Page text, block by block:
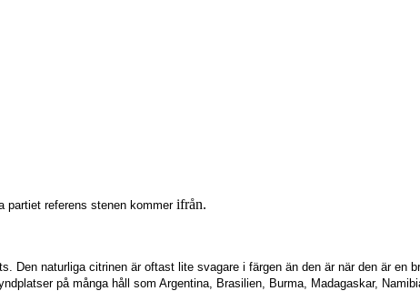
partiet referens stenen kommerifrån.
Den naturliga citrinen är oftast lite svagare i färgen än den är när den är
på många håll som Argentina, Brasilien, Burma, Madagaskar,